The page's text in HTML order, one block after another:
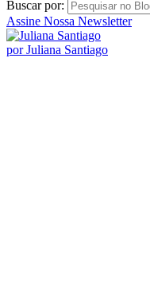
Buscar por:
Assine Nossa Newsletter
por Juliana Santiago